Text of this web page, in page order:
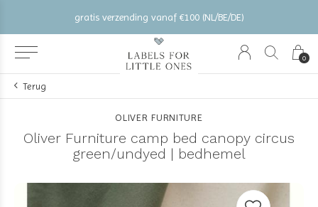
0
gratis verzending vanaf €100 (NL/BE/DE)
Terug
OLIVER FURNITURE
Oliver Furniture camp bed canopy circus
green/undyed | bedhemel